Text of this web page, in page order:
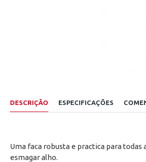
DESCRIÇÃO ESPECIFICAÇÕES
Uma faca robusta e practica para todas
esmagar alho.